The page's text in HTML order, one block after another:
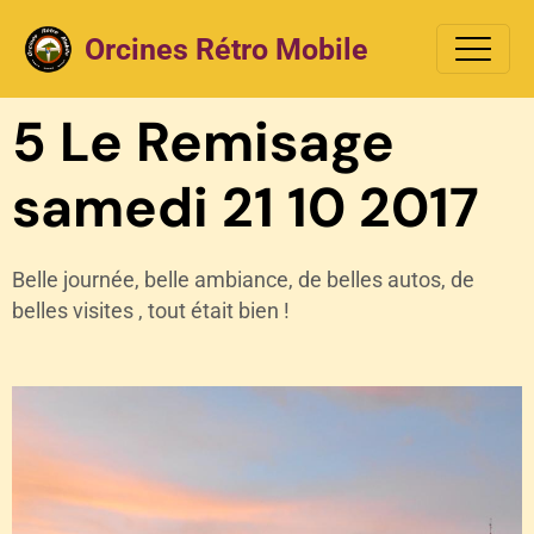
Orcines Rétro Mobile
5 Le Remisage
samedi 21 10 2017
Belle journée, belle ambiance, de belles autos, de
belles visites , tout était bien !